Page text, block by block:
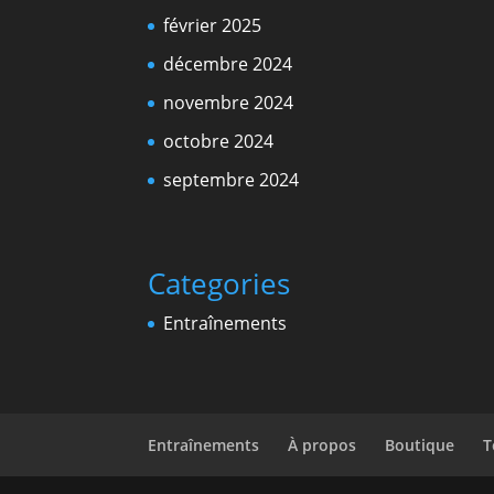
février 2025
décembre 2024
novembre 2024
octobre 2024
septembre 2024
Categories
Entraînements
Entraînements À propos Boutique